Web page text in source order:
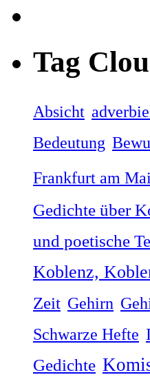
Tag
Absicht
Bedeutung
Frankfurt am
Gedichte über
und poetische
Koblenz,
Zeit Gehirn
Schwarze Hefte
Gedichte